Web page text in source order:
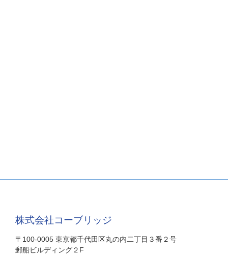
株式会社コーブリッジ
〒100-0005 東京都千代田区丸の内二丁目３番２号
郵船ビルディング２F